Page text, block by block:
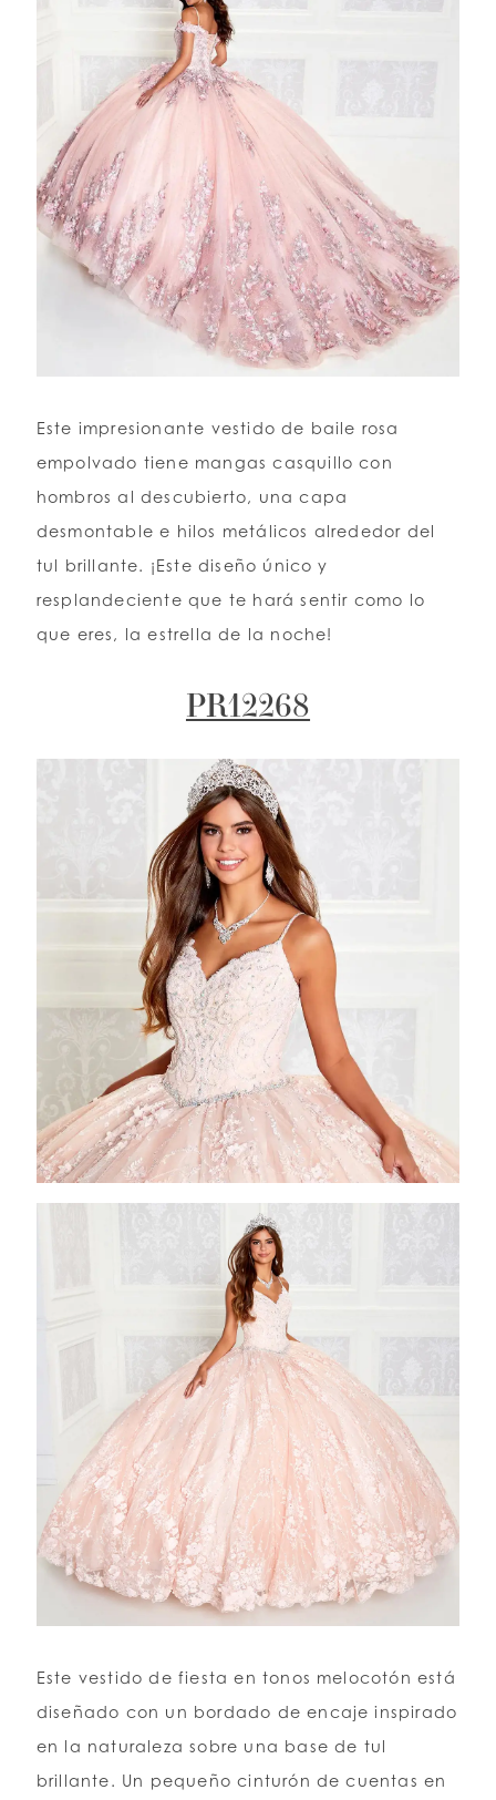
Este impresionante vestido de baile rosa
empolvado tiene mangas casquillo con
hombros al descubierto, una capa
desmontable e hilos metálicos alrededor del
tul brillante. ¡Este diseño único y
resplandeciente que te hará sentir como lo
que eres, la estrella de la noche!
PR12268
Este vestido de fiesta en tonos melocotón está
diseñado con un bordado de encaje inspirado
en la naturaleza sobre una base de tul
brillante. Un pequeño cinturón de cuentas en